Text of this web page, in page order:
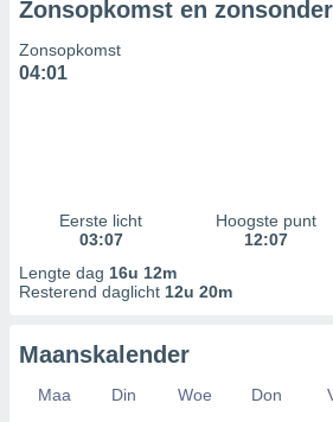
Zonsopkomst en
Zonsopkomst
04:01
Eerste licht
03:07
Hoogste punt
12:07
Lengte dag 16u 12m
Resterend daglicht 12u 20m
Maanskalender
Maa Din Woe Don